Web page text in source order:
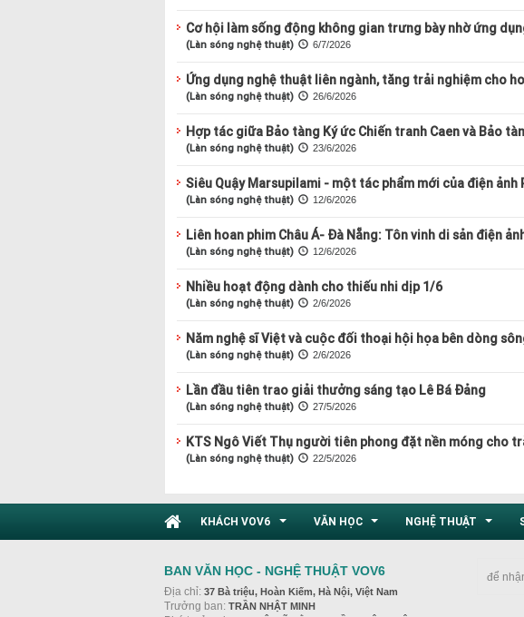
Cơ hội làm sống động không gian trưng bày nhờ ứng
(Làn sóng nghệ thuật) 6/7/2026
Ứng dụng nghệ thuật liên ngành, tăng trải nghiệm cho
(Làn sóng nghệ thuật) 26/6/2026
Hợp tác giữa Bảo tàng Ký ức Chiến tranh Caen và Bảo
(Làn sóng nghệ thuật) 23/6/2026
Siêu Quậy Marsupilami - một tác phẩm mới của điện ảnh
(Làn sóng nghệ thuật) 12/6/2026
Liên hoan phim Châu Á- Đà Nẵng: Tôn vinh di sản điện
(Làn sóng nghệ thuật) 12/6/2026
Nhiều hoạt động dành cho thiếu nhi dịp 1/6
(Làn sóng nghệ thuật) 2/6/2026
Năm nghệ sĩ Việt và cuộc đối thoại hội họa bên dòng
(Làn sóng nghệ thuật) 2/6/2026
Lần đầu tiên trao giải thưởng sáng tạo Lê Bá Đảng
(Làn sóng nghệ thuật) 27/5/2026
KTS Ngô Viết Thụ người tiên phong đặt nền móng cho
(Làn sóng nghệ thuật) 22/5/2026
KHÁCH VOV6 VĂN HỌC NGHỆ THUẬT
BAN VĂN HỌC - NGHỆ THUẬT VOV6
Địa chỉ: 37 Bà triệu, Hoàn Kiếm, Hà Nội, Việt Nam
Trưởng ban: TRẦN NHẬT MINH
để